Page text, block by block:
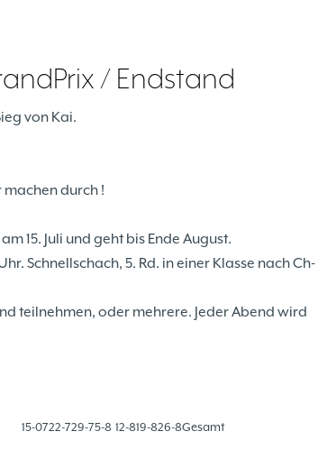
/ Endstand
von Kai.
durch !
15. Juli und geht bis Ende August.
Schnellschach, 5. Rd. in einer Klasse nach Ch-
teilnehmen, oder mehrere. Jeder Abend wird
15-0722-729-75-8 12-819-826-8Gesamt